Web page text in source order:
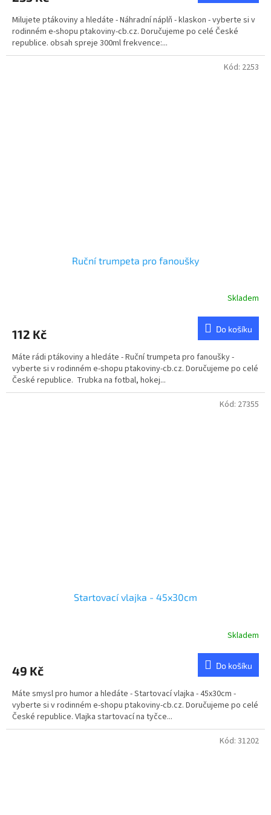
z
5
hvězdiček.
Milujete ptákoviny a hledáte - Náhradní náplň - klaskon - vyberte si v
rodinném e-shopu ptakoviny-cb.cz. Doručujeme po celé České
republice. obsah spreje 300ml frekvence:...
Ruční trumpeta pro fanoušky
Skladem
112 Kč Do košíku
Máte rádi ptákoviny a hledáte - Ruční trumpeta pro fanoušky -
vyberte si v rodinném e-shopu ptakoviny-cb.cz. Doručujeme po celé
České republice. Trubka na fotbal, hokej...
Kód: 2253
Startovací vlajka - 45x30cm
Skladem
49 Kč Do košíku
Máte smysl pro humor a hledáte - Startovací vlajka - 45x30cm -
vyberte si v rodinném e-shopu ptakoviny-cb.cz. Doručujeme po celé
České republice. Vlajka startovací na tyčce...
Kód: 27355
Kód: 31202